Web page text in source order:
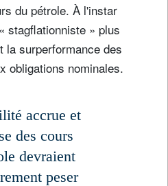
du pétrole. À l'instar
stagflationniste » plus
la surperformance des
obligations nominales.
accrue et
des cours
devraient
peser